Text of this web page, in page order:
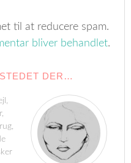
til at reducere spam.
bliver behandlet.
DER…